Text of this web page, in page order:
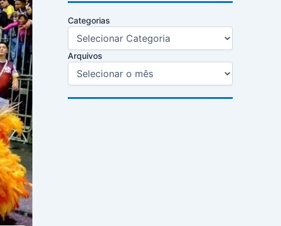
Categorias
Arquivos